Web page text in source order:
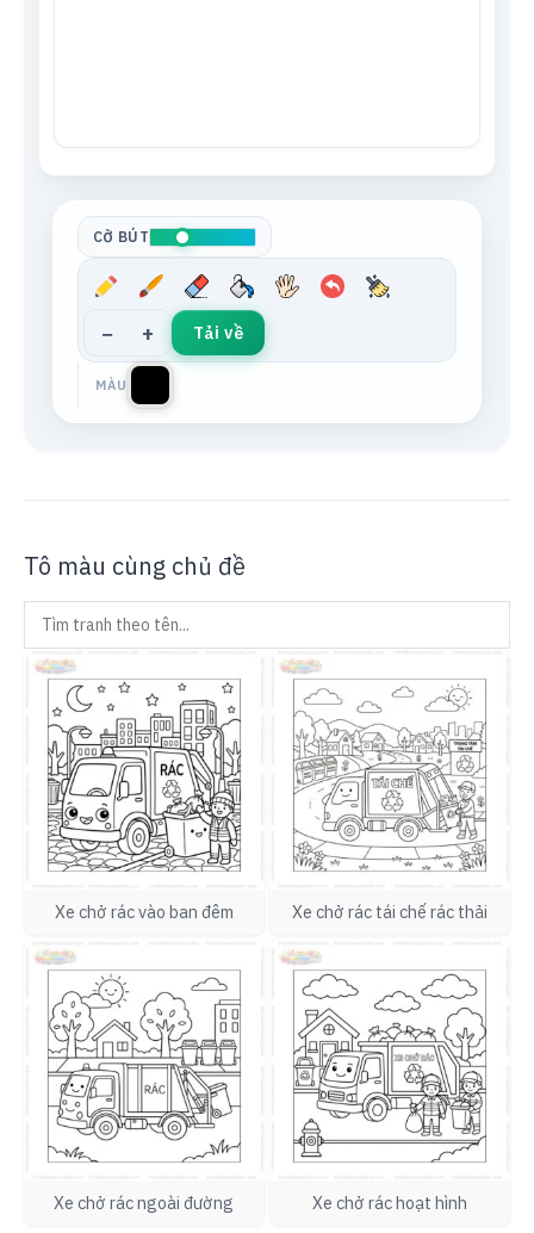
CỠ BÚT
− + Tải về
MÀU
Tô màu cùng chủ đề
Xe chở rác vào ban đêm Xe chở rác tái chế rác thải
Xe chở rác ngoài đường Xe chở rác hoạt hình